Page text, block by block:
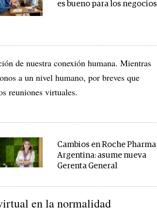
es bueno para los negocios
de nuestra conexión humana. Mientras
a un nivel humano, por breves que
reuniones virtuales.
Cambios en Roche Pharma
Argentina: asume nueva
Gerenta General
en la normalidad